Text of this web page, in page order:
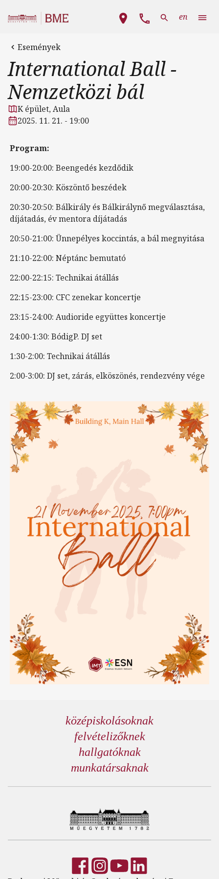
Fő navigáció
en
Események
International Ball -
Nemzetközi bál
K épület, Aula
2025. 11. 21. - 19:00
Program:
19:00-20:00: Beengedés kezdődik
20:00-20:30: Köszöntő beszédek
20:30-20:50: Bálkirály és Bálkirálynő megválasztása,
díjátadás, év mentora díjátadás
20:50-21:00: Ünnepélyes koccintás, a bál megnyitása
21:10-22:00: Néptánc bemutató
22:00-22:15: Technikai átállás
22:15-23:00: CFC zenekar koncertje
23:15-24:00: Audioride együttes koncertje
24:00-1:30: BódigP. DJ set
1:30-2:00: Technikai átállás
2:00-3:00: DJ set, zárás, elköszönés, rendezvény vége
középiskolásoknak
felvételizőknek
hallgatóknak
munkatársaknak